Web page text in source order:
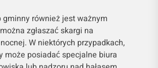
gminny również jest ważnym
zgłaszać skargi na
W niektórych przypadkach,
może posiadać specjalne biura